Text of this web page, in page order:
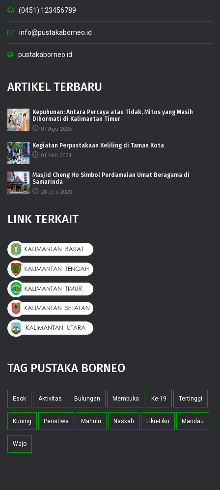
(0451) 123456789
info@pustakaborneo.id
pustakaborneo.id
ARTIKEL TERBARU
Kepuhunan: Antara Percaya atau Tidak, Mitos yang Masih
Dihormati di Kalimantan Timur
07 Agu 2025
Kegiatan Perpustakaan Keliling di Taman Kota
01 Feb 2024
Masjid Cheng Ho Simbol Perdamaian Umat Beragama di
Samarinda
28 Des 2023
LINK TERKAIT
TAG PUSTAKA BORNEO
Esok Aktivitas Bulungan Membuka Ke-19 Tertinggi
Kuning Peristiwa Mahulu Naskah Liku-Liku Mandau
Wajo